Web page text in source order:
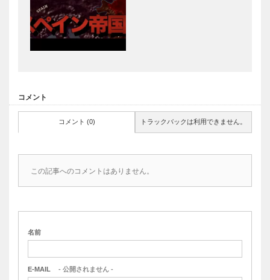
コメント
コメント (0) トラックバックは利用できません。
この記事へのコメントはありません。
名前
E-MAIL - 公開されません -